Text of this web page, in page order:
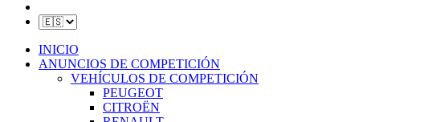
INICIO
ANUNCIOS DE COMPETICIÓN
VEHÍCULOS DE COMPETICIÓN
PEUGEOT
CITROËN